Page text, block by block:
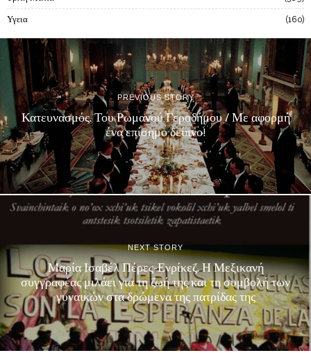
Υγεια 160
PREVIOUS STORY
Κατευνασμός. Του Ρωμανού Γεροδήμου / Με αφορμή
ένα επίσημο δείπνο!
NEXT STORY
Μαρία Ισαβέλ Πέρες-Ενρίκεζ. Η Μεξικανή
συγγραφέας μιλάει για τη ζωή της και τη συμβολή των
γυναικών στα δρώμενα της πατρίδας της